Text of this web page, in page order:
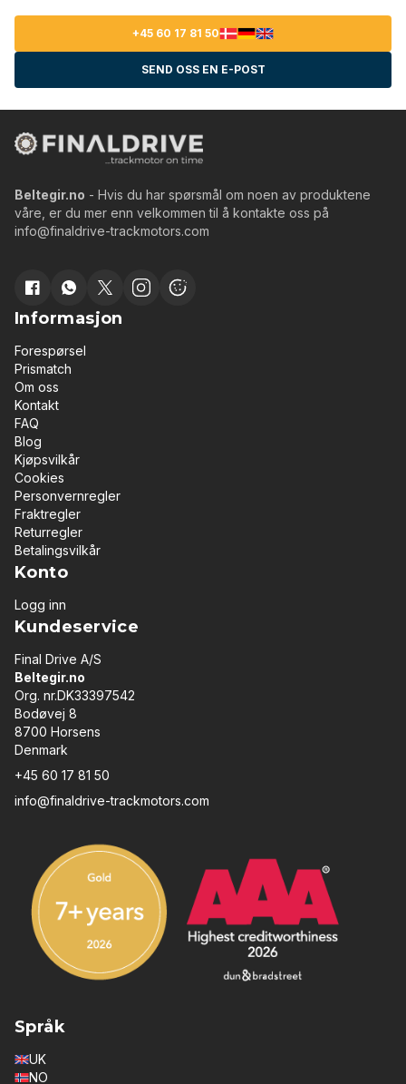
+45 60 17 81 50
SEND OSS EN E-POST
Beltegir.no - Hvis du har spørsmål om noen av produktene
våre, er du mer enn velkommen til å kontakte oss på
info@finaldrive-trackmotors.com
Informasjon
Forespørsel
Prismatch
Om oss
Kontakt
FAQ
Blog
Kjøpsvilkår
Cookies
Personvernregler
Fraktregler
Returregler
Betalingsvilkår
Konto
Logg inn
Kundeservice
Final Drive A/S
Beltegir.no
Org. nr.DK33397542
Bodøvej 8
8700 Horsens
Denmark
+45 60 17 81 50
info@finaldrive-trackmotors.com
Språk
UK
NO